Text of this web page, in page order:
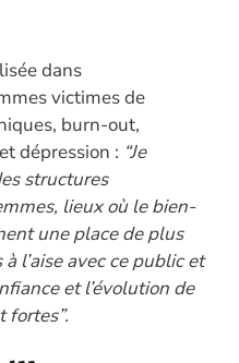
dans
victimes de
burn-out,
dépression : “Je
structures
lieux où le bien-
une place de plus
l’aise avec ce public et
et l’évolution de
fortes”.